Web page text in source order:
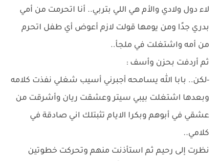
لاء دول ولادي والأم هي اللي بتربي.. أنا اتحرمت من أمي
بدري جدًا ومن يومها قولت لازم أعوض أي طفل اتحرم
من أمه واشتغلت في ملجأ..
ثم أردفت بحزن وأسف :
-لكن.. بابا الله يسامحه أجبرني أسيب شغلي نفذت كلامه
وبعدها اشتغلت بيبي سيتر وعشقت ريان وأشرقت من
عشقي في أبوهم وبكرا الايام تثبتلك اني صادقة في
كلامي..
نظرت إلى رحيم ثم استأذنت منهم وتحركت خطوتين